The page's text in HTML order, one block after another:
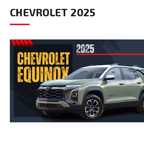
CHEVROLET 2025